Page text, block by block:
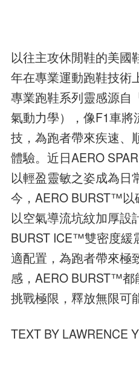
以往主攻休閒鞋的美國
年在專業運動跑鞋技術
專業跑鞋系列靈感源自
氣動力學），像F1車
技，為跑者帶來疾速、
體驗。近日AERO
以輕盈靈敏之姿成為日
今，AERO BURST™以
以空氣導流坑紋加厚設
BURST ICE™雙密度緩
適配置，為跑者帶來極
感，AERO BURST™都
挑戰極限，釋放無限可
TEXT BY LAWRENCE